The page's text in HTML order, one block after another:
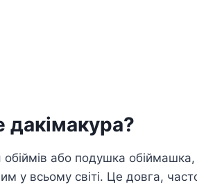
дакімакура?
або подушка обіймашка,
у всьому світі. Це довга,